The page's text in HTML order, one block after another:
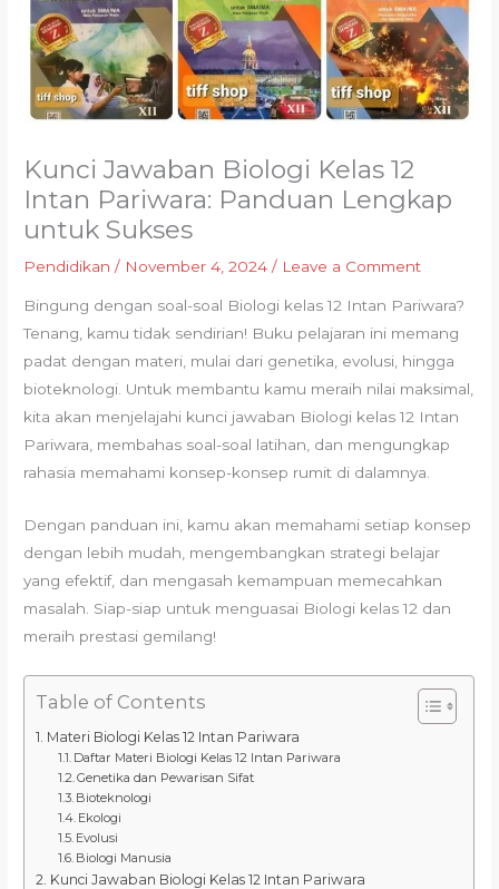
Kunci Jawaban Biologi Kelas 12
Intan Pariwara: Panduan Lengkap
untuk Sukses
Pendidikan / November 4, 2024/ Leave a Comment
Bingung dengan soal-soal Biologi kelas 12 Intan Pariwara?
Tenang, kamu tidak sendirian! Buku pelajaran ini memang
padat dengan materi, mulai dari genetika, evolusi, hingga
bioteknologi. Untuk membantu kamu meraih nilai maksimal,
kita akan menjelajahi kunci jawaban Biologi kelas 12 Intan
Pariwara, membahas soal-soal latihan, dan mengungkap
rahasia memahami konsep-konsep rumit di dalamnya.
Dengan panduan ini, kamu akan memahami setiap konsep
dengan lebih mudah, mengembangkan strategi belajar
yang efektif, dan mengasah kemampuan memecahkan
masalah. Siap-siap untuk menguasai Biologi kelas 12 dan
meraih prestasi gemilang!
Table of Contents
Materi Biologi Kelas 12 Intan Pariwara
Daftar Materi Biologi Kelas 12 Intan Pariwara
Genetika dan Pewarisan Sifat
Bioteknologi
Ekologi
Evolusi
Biologi Manusia
Kunci Jawaban Biologi Kelas 12 Intan Pariwara